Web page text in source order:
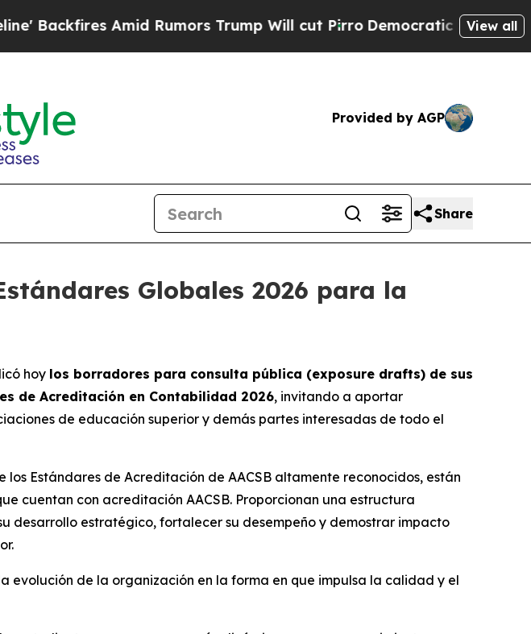
Amid Rumors Trump Will cut PirroDemocratic Socialists of View all
Provided by AGP
Share
Globales 2026 para la
hoy los borradores para consulta pública (exposure drafts) de sus
de Acreditación en Contabilidad 2026, invitando a aportar
de educación superior y demás partes interesadas de todo el
los Estándares de Acreditación de AACSB altamente reconocidos, están
cuentan con acreditación AACSB. Proporcionan una estructura
desarrollo estratégico, fortalecer su desempeño y demostrar impacto
evolución de la organización en la forma en que impulsa la calidad y el